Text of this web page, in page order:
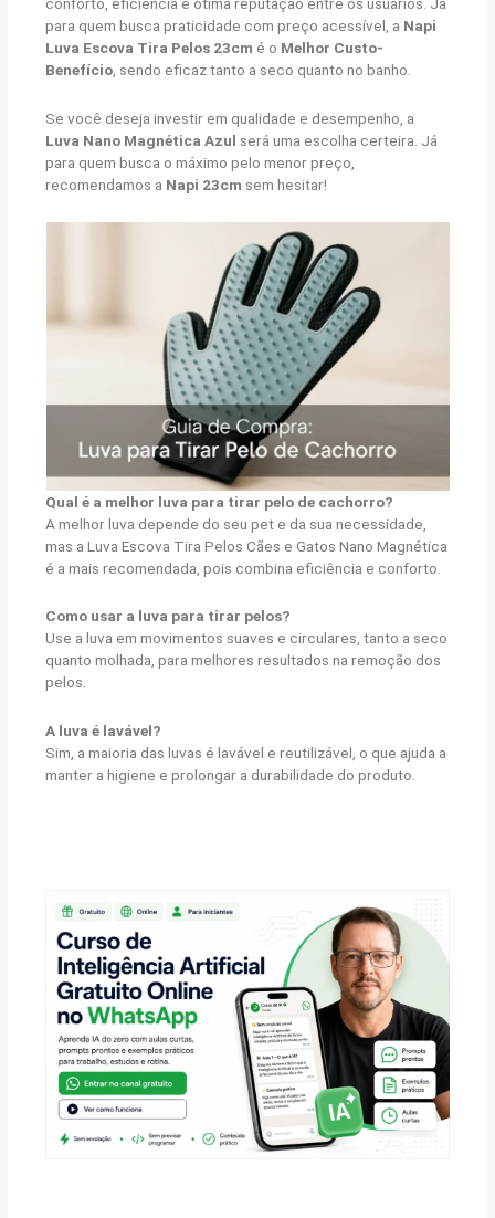
para quem busca praticidade com preço acessível, a Napi
Luva Escova Tira Pelos 23cm é o Melhor Custo-
Benefício , sendo eficaz tanto a seco quanto no banho.
Se você deseja investir em qualidade e desempenho, a
Luva Nano Magnética Azul será uma escolha certeira. Já
para quem busca o máximo pelo menor preço,
recomendamos a Napi 23cm sem hesitar!
Qual é a melhor luva para tirar pelo de cachorro?
A melhor luva depende do seu pet e da sua necessidade,
mas a Luva Escova Tira Pelos Cães e Gatos Nano Magnética
é a mais recomendada, pois combina eficiência e conforto.
Como usar a luva para tirar pelos?
Use a luva em movimentos suaves e circulares, tanto a seco
quanto molhada, para melhores resultados na remoção dos
pelos.
A luva é lavável?
Sim, a maioria das luvas é lavável e reutilizável, o que ajuda a
manter a higiene e prolongar a durabilidade do produto.